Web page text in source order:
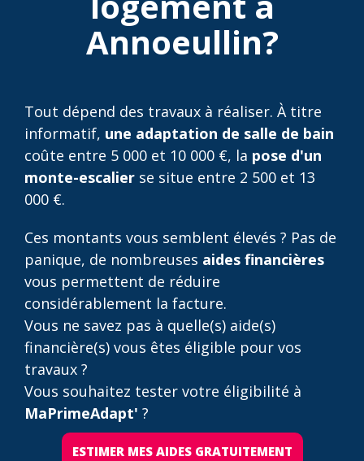
Annoeullin?
Tout dépend des travaux à réaliser. À titre
informatif, une adaptation de salle de bain
coûte entre 5 000 et 10 000 €, la pose d'un
monte-escalier se situe entre 2 500 et 13
000 €.
Ces montants vous semblent élevés ? Pas de
panique, de nombreuses aides financières
vous permettent de réduire
considérablement la facture.
Vous ne savez pas à quelle(s) aide(s)
financière(s) vous êtes éligible pour vos
travaux ?
Vous souhaitez tester votre éligibilité à
MaPrimeAdapt' ?
ESTIMER MES AIDES GRATUITEMENT